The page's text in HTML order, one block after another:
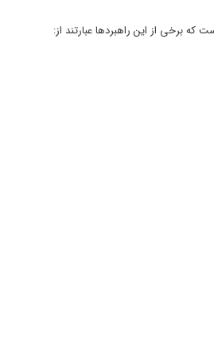
برخی از این راهبردها عبارتند از: